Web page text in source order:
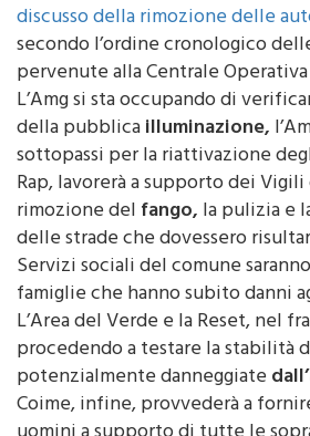
In particolare,conAmate polizia
discusso della rimozione delle
secondo l’ordine cronologico
pervenute alla Centrale
L’Amg si sta occupando di
della pubblicailluminazione,
sottopassi per la riattivazione
Rap, lavorerà a supporto dei Vigili
rimozione delfango,la pulizia e
delle strade che dovessero
Servizi sociali del comune
famiglie che hanno subito danni
L’Area del Verde e la Reset, nel
procedendo a testare la stabilità
potenzialmente danneggiate